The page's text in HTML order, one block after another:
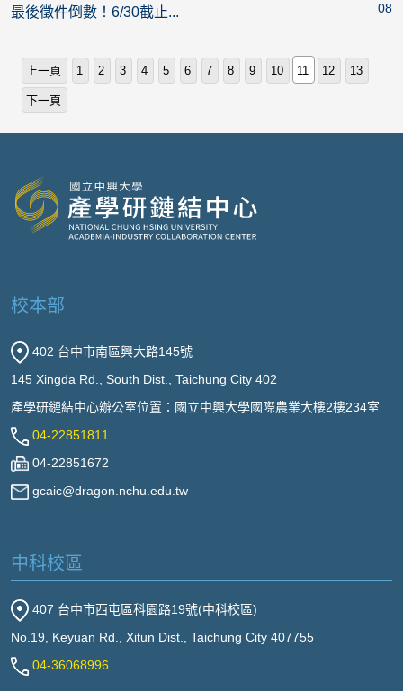
最後徵件倒數！6/30截止...
08
上一頁 1 2 3 4 5 6 7 8 9 10 11 12 13
下一頁
校本部
402 台中市南區興大路145號
145 Xingda Rd., South Dist., Taichung City 402
產學研鏈結中心辦公室位置：國立中興大學國際農業大樓2樓234室
04-22851811
04-22851672
gcaic@dragon.nchu.edu.tw
中科校區
407 台中市西屯區科園路19號(中科校區)
No.19, Keyuan Rd., Xitun Dist., Taichung City 407755
04-36068996